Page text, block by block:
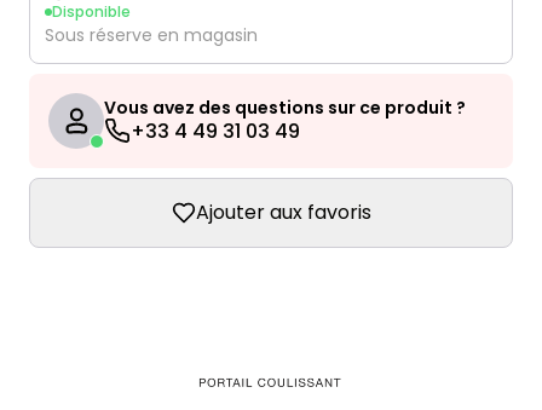
Disponible
Sous réserve en magasin
Vous avez des questions sur ce produit ?
+33 4 49 31 03 49
Ajouter aux favoris